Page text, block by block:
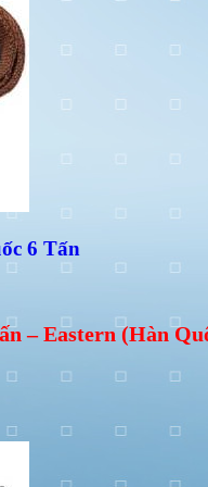
6 Tấn
– Eastern (Hàn